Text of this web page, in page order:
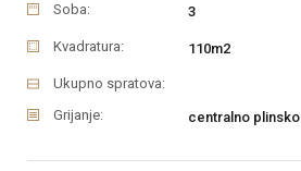
Soba: 3
Kvadratura: 110m2
Ukupno spratova:
Grijanje:
centralno plinsko